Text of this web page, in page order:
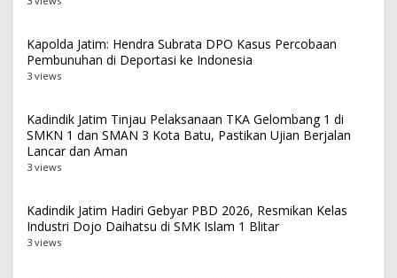
Kapolda Jatim: Hendra Subrata DPO Kasus Percobaan
Pembunuhan di Deportasi ke Indonesia
3 views
Kadindik Jatim Tinjau Pelaksanaan TKA Gelombang 1 di
SMKN 1 dan SMAN 3 Kota Batu, Pastikan Ujian Berjalan
Lancar dan Aman
3 views
Kadindik Jatim Hadiri Gebyar PBD 2026, Resmikan Kelas
Industri Dojo Daihatsu di SMK Islam 1 Blitar
3 views